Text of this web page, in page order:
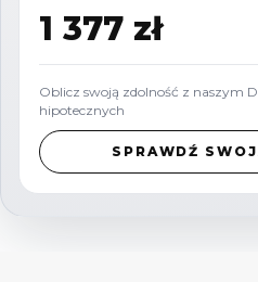
1 377 zł
Oblicz swoją zdolność z naszym
hipotecznych
SPRAWDŹ